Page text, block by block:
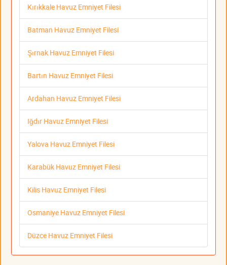
Kırıkkale Havuz Emniyet Filesi
Batman Havuz Emniyet Filesi
Şırnak Havuz Emniyet Filesi
Bartın Havuz Emniyet Filesi
Ardahan Havuz Emniyet Filesi
Iğdır Havuz Emniyet Filesi
Yalova Havuz Emniyet Filesi
Karabük Havuz Emniyet Filesi
Kilis Havuz Emniyet Filesi
Osmaniye Havuz Emniyet Filesi
Düzce Havuz Emniyet Filesi